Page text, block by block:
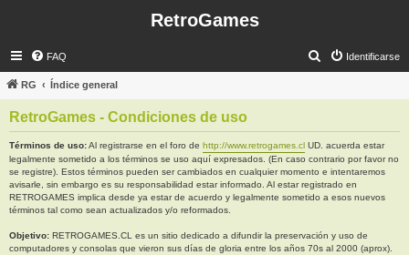
RetroGames
FAQ Identificarse
s
a
r
RG Índice general
RetroGames - Condiciones de uso
Términos de uso:Al registrarse en el foro de http://www.retrogames.cl UD. acuerda estar
legalmente sometido a los términos se uso aquí expresados. (En caso contrario por favor no
se registre). Estos términos pueden ser cambiados en cualquier momento e intentaremos
avisarle, sin embargo es su responsabilidad estar informado. Al estar registrado en
RETROGAMES implica desde ya estar de acuerdo y legalmente sometido a esos nuevos
términos tal como sean actualizados y/o reformados.
Objetivo: RETROGAMES.CL es un sitio dedicado a difundir la preservación y uso de
computadores y consolas que vieron sus días de gloria entre los años 70s al 2000 (aprox).